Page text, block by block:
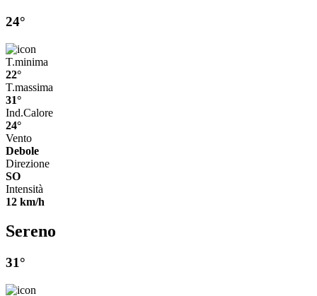
24°
T.minima
22°
T.massima
31°
Ind.Calore
24°
Vento
Debole
Direzione
SO
Intensità
12 km/h
Sereno
31°